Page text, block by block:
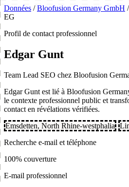
Données / Bloofusion Germany GmbH /
EG
Profil de contact professionnel
Edgar Gunt
Team Lead SEO chez Bloofusion
Edgar Gunt est lié à Bloofusion
le contexte professionnel public et
contact en révélations vérifiées.
Emsdetten, North Rhine-westphalia
Recherche e-mail et téléphone
100% couverture
E-mail professionnel